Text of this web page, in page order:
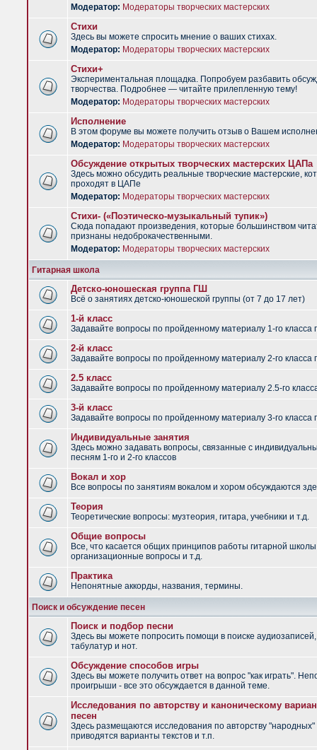
Модератор: Модераторы творческих мастерских
Стихи
Здесь вы можете спросить мнение о ваших стихах.
Модератор: Модераторы творческих мастерских
Стихи+
Экспериментальная площадка. Попробуем разбавить
творчества. Подробнее — читайте прилепленную тему!
Модератор: Модераторы творческих мастерских
Исполнение
В этом форуме вы можете получить отзыв о Вашем
Модератор: Модераторы творческих мастерских
Обсуждение открытых творческих мастерских ЦАПа
Здесь можно обсудить реальные творческие мастерские,
проходят в ЦАПе
Модератор: Модераторы творческих мастерских
Стихи- («Поэтическо-музыкальный тупик»)
Сюда попадают произведения, которые большинством
признаны недоброкачественными.
Модератор: Модераторы творческих мастерских
Гитарная школа
Детско-юношеская группа ГШ
Всё о занятиях детско-юношеской группы (от 7 до 17 лет)
1-й класс
Задавайте вопросы по пройденному материалу 1-го класса
2-й класс
Задавайте вопросы по пройденному материалу 2-го класса
2.5 класс
Задавайте вопросы по пройденному материалу 2.5-го
3-й класс
Задавайте вопросы по пройденному материалу 3-го класса
Индивидуальные занятия
Здесь можно задавать вопросы, связанные с
песням 1-го и 2-го классов
Вокал и хор
Все вопросы по занятиям вокалом и хором обсуждаются
Теория
Теоретические вопросы: музтеория, гитара, учебники и т.д.
Общие вопросы
Все, что касается общих принципов работы гитарной
организационные вопросы и т.д.
Практика
Непонятные аккорды, названия, термины.
Поиск и обсуждение песен
Поиск и подбор песни
Здесь вы можете попросить помощи в поиске аудиозаписей,
табулатур и нот.
Обсуждение способов игры
Здесь вы можете получить ответ на вопрос "как играть".
проигрыши - все это обсуждается в данной теме.
Исследования по авторству и каноническому
песен
Здесь размещаются исследования по авторству "народных"
приводятся варианты текстов и т.п.